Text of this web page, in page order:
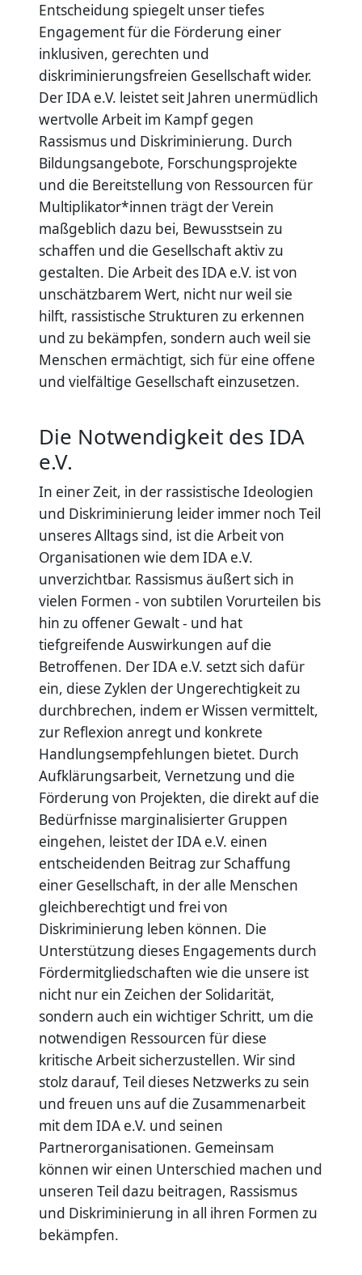
Entscheidung spiegelt unser tiefes
Engagement für die Förderung einer
inklusiven, gerechten und
diskriminierungsfreien Gesellschaft wider.
Der IDA e.V. leistet seit Jahren unermüdlich
wertvolle Arbeit im Kampf gegen
Rassismus und Diskriminierung. Durch
Bildungsangebote, Forschungsprojekte
und die Bereitstellung von Ressourcen für
Multiplikator*innen trägt der Verein
maßgeblich dazu bei, Bewusstsein zu
schaffen und die Gesellschaft aktiv zu
gestalten. Die Arbeit des IDA e.V. ist von
unschätzbarem Wert, nicht nur weil sie
hilft, rassistische Strukturen zu erkennen
und zu bekämpfen, sondern auch weil sie
Menschen ermächtigt, sich für eine offene
und vielfältige Gesellschaft einzusetzen.
Die Notwendigkeit des IDA
e.V.
In einer Zeit, in der rassistische Ideologien
und Diskriminierung leider immer noch Teil
unseres Alltags sind, ist die Arbeit von
Organisationen wie dem IDA e.V.
unverzichtbar. Rassismus äußert sich in
vielen Formen - von subtilen Vorurteilen bis
hin zu offener Gewalt - und hat
tiefgreifende Auswirkungen auf die
Betroffenen. Der IDA e.V. setzt sich dafür
ein, diese Zyklen der Ungerechtigkeit zu
durchbrechen, indem er Wissen vermittelt,
zur Reflexion anregt und konkrete
Handlungsempfehlungen bietet. Durch
Aufklärungsarbeit, Vernetzung und die
Förderung von Projekten, die direkt auf die
Bedürfnisse marginalisierter Gruppen
eingehen, leistet der IDA e.V. einen
entscheidenden Beitrag zur Schaffung
einer Gesellschaft, in der alle Menschen
gleichberechtigt und frei von
Diskriminierung leben können. Die
Unterstützung dieses Engagements durch
Fördermitgliedschaften wie die unsere ist
nicht nur ein Zeichen der Solidarität,
sondern auch ein wichtiger Schritt, um die
notwendigen Ressourcen für diese
kritische Arbeit sicherzustellen. Wir sind
stolz darauf, Teil dieses Netzwerks zu sein
und freuen uns auf die Zusammenarbeit
mit dem IDA e.V. und seinen
Partnerorganisationen. Gemeinsam
können wir einen Unterschied machen und
unseren Teil dazu beitragen, Rassismus
und Diskriminierung in all ihren Formen zu
bekämpfen.